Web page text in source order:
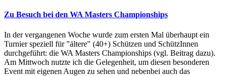
Zu Besuch bei den WA Masters Championships
In der vergangenen Woche wurde zum ersten Mal überhaupt ein
Turnier speziell für "ältere" (40+) Schützen und SchützInnen
durchgeführt: die WA Masters Championships (vgl. Beitrag dazu).
Am Mittwoch nutzte ich die Gelegenheit, um diesen besonderen
Event mit eigenen Augen zu sehen und nebenbei auch das